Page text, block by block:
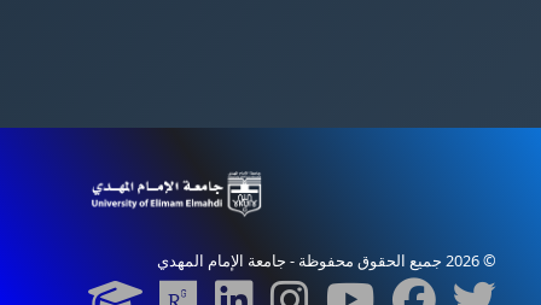
© 2026 جميع الحقوق محفوظة - جامعة الإمام المهدي